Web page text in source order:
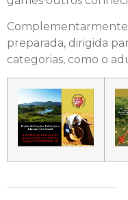
preparada, dirigida
categorias, como o